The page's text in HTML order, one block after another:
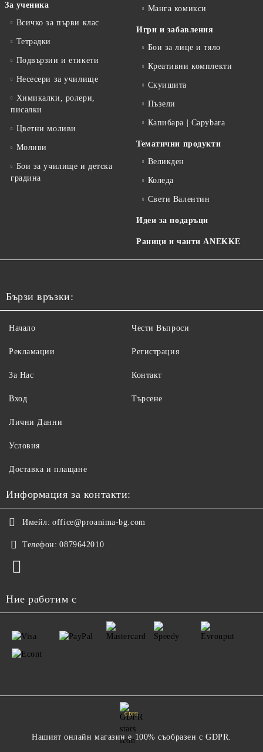
За ученика
Всичко за първи клас
Тетрадки
Подвързии и етикети
Несесери за училище
Химикалки, ролери,
писалки
Цветни моливи
Моливи
Бои за училище и детска
градина
Манга комикси
Игри и забавления
Бои за лице и тяло
Креативни комплекти
Скуишита
Пъзели
Капибара | Capybara
Тематични продукти
Великден
Коледа
Свети Валентин
Идеи за подаръци
Раници и чанти ANEKKE
Бързи връзки:
Начало
Рекламации
За Нас
Вход
Чести Въпроси
Регистрация
Контакт
Търсене
Лични Данни
Условия
Доставка и плащане
Информация за контакти:
Имейл: office@proanima-bg.com
Телефон: 0879642010
Ние работим с
GDPR
Нашият онлайн магазин е 100% съобразен с GDPR.